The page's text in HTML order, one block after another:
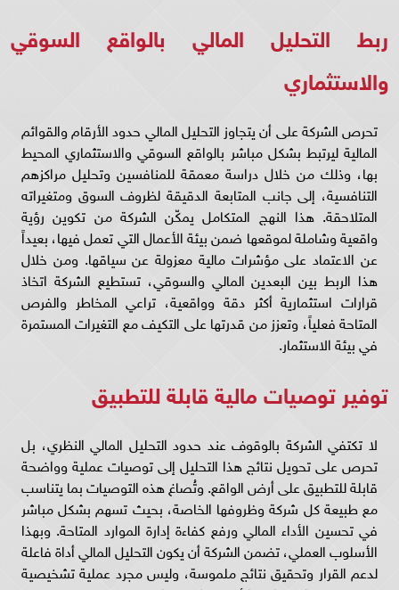
ربط التحليل المالي بالواقع السوقي
والاستثماري
تحرص الشركة على أن يتجاوز التحليل المالي حدود الأرقام والقوائم
المالية ليرتبط بشكل مباشر بالواقع السوقي والاستثماري المحيط
بها، وذلك من خلال دراسة معمقة للمنافسين وتحليل مراكزهم
التنافسية، إلى جانب المتابعة الدقيقة لظروف السوق ومتغيراته
المتلاحقة. هذا النهج المتكامل يمكّن الشركة من تكوين رؤية
واقعية وشاملة لموقعها ضمن بيئة الأعمال التي تعمل فيها، بعيداً
عن الاعتماد على مؤشرات مالية معزولة عن سياقها. ومن خلال
هذا الربط بين البعدين المالي والسوقي، تستطيع الشركة اتخاذ
قرارات استثمارية أكثر دقة وواقعية، تراعي المخاطر والفرص
المتاحة فعلياً، وتعزز من قدرتها على التكيف مع التغيرات المستمرة
في بيئة الاستثمار.
توفير توصيات مالية قابلة للتطبيق
لا تكتفي الشركة بالوقوف عند حدود التحليل المالي النظري، بل
تحرص على تحويل نتائج هذا التحليل إلى توصيات عملية وواضحة
قابلة للتطبيق على أرض الواقع. وتُصاغ هذه التوصيات بما يتناسب
مع طبيعة كل شركة وظروفها الخاصة، بحيث تسهم بشكل مباشر
في تحسين الأداء المالي ورفع كفاءة إدارة الموارد المتاحة. وبهذا
الأسلوب العملي، تضمن الشركة أن يكون التحليل المالي أداة فاعلة
لدعم القرار وتحقيق نتائج ملموسة، وليس مجرد عملية تشخيصية